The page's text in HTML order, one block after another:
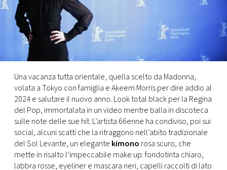
VIDEO
TV
PRINCIPATO
DI
MONACO
RMC
CONSIGLIA
Una vacanza tutta orientale, quella scelto da Madonna,
volata a Tokyo con famiglia e Akeem Morris per dire addio al
2024 e salutare il nuovo anno. Look total black per la Regina
del Pop, immortalata in un video mentre balla in discoteca
sulle note delle sue hit. L’artista 66enne ha condiviso, poi sui
social, alcuni scatti che la ritraggono nell’abito tradizionale
del Sol Levante, un elegante kimono rosa scuro, che
mette in risalto l’impeccabile make up: fondotinta chiaro,
labbra rosse, eyeliner e mascara neri, capelli raccolti di lato